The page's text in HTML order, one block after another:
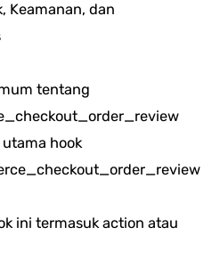
Keamanan, dan
tentang
hook
ini termasuk action atau